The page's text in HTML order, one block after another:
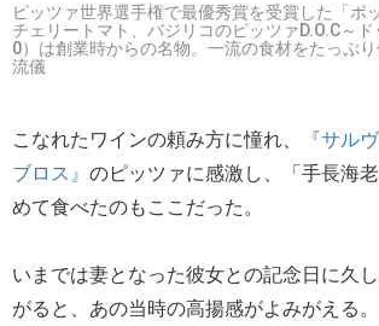
ピッツァ世界選手権で最優秀賞を受賞した「ボ
チェリートマト、バジリコのピッツァD.O.C～
0）は創業時からの名物。一流の食材をたっぷ
流儀
こなれたワインの頼み方に憧れ、
『サル
ブロス』 のピッツァに感激し、「手長海
めて食べたのもここだった。
いまでは妻となった彼女との記念日に久
がると、あの当時の高揚感がよみがえる。